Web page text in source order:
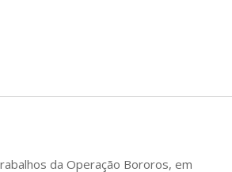
da Operação Bororos, em